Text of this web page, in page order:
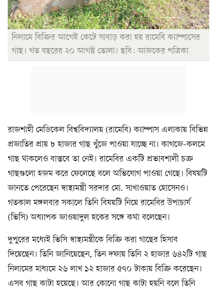
নিলামে বিক্রির আগেই কেটে সাবাড় করা হয় রামেবি ক্যাম্পাসের
গাছ। গত বছরের ২০ আগস্ট তোলা। ছবি: আজকের পত্রিকা
রাজশাহী মেডিকেল বিশ্ববিদ্যালয় (রামেবি) ক্যাম্পাস এলাকায় বিভিন্ন
প্রজাতির প্রায় ৮ হাজার গাছ খুঁজে পাওয়া যাচ্ছে না। কাগজে-কলমে
গাছ থাকলেও বাস্তবে তা নেই। রামেবির একটি প্রভাবশালী চক্র
গাছগুলো হজম করে ফেলেছে বলে অভিযোগ পাওয়া গেছে। বিষয়টি
জানতে পেরেছেন স্বাস্থ্যমন্ত্রী সরদার মো. সাখাওয়াত হোসেনও।
গতকাল মঙ্গলবার সকালে তিনি বিষয়টি নিয়ে রামেবির উপাচার্য
(ভিসি) অধ্যাপক জাওয়াদুল হকের সঙ্গে কথা বলেছেন।
দুপুরের মধ্যেই ভিসি স্বাস্থ্যমন্ত্রীকে বিক্রি করা গাছের হিসাব
দিয়েছেন। তিনি জানিয়েছেন, তিন দফায় তিনি ২ হাজার ৬৪২টি গাছ
নিলামের মাধ্যমে ২৬ লাখ ১২ হাজার ৫৭০ টাকায় বিক্রি করেছেন।
এসব গাছ কাটা হয়েছে। আর কোনো গাছ কাটা হয়নি বলে তিনি